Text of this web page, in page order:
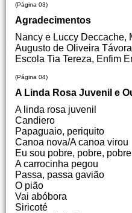
(Página 03)
Agradecimentos
Nancy e Luccy Deccache,
Augusto de Oliveira
Escola Tia Tereza, Enfim
(Página 04)
A Linda Rosa Juvenil e
A linda rosa juvenil
Candiero
Papaguaio, periquito
Canoa nova/A canoa virou
Eu sou pobre, pobre, pobre
A carrocinha pegou
Passa, passa gavião
O pião
Vai abóbora
Siricoté